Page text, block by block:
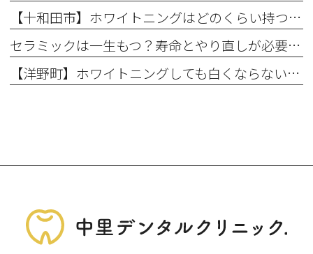
【十和田市】ホワイトニングはどのくらい持つ？持続期間と長持ちさせるコツ
セラミックは一生もつ？寿命とやり直しが必要になるケース
【洋野町】ホワイトニングしても白くならない理由とは？効果が出にくい人の特徴